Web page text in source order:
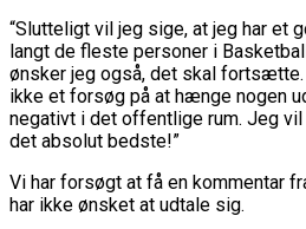
“Slutteligt vil jeg sige, at jeg har et
langt de fleste personer i
ønsker jeg også, det skal
ikke et forsøg på at hænge nogen
negativt i det offentlige rum. Jeg
det absolut bedste!”
Vi har forsøgt at få en kommentar
har ikke ønsket at udtale sig.